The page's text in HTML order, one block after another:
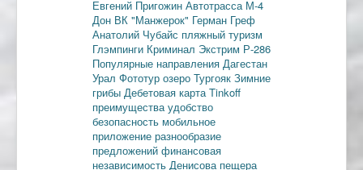
Евгений Пригожин Автотрасса М-4
Дон ВК "Манжерок" Герман Греф
Анатолий Чубайс пляжный туризм
Глэмпинги Криминал Экстрим Р-286
Популярные направления Дагестан
Урал Фототур озеро Тургояк Зимние
грибы Дебетовая картаTinkoff
преимуществаудобство
безопасность мобильное
приложение разнообразие
предложений финансовая
независимость Денисова пещера